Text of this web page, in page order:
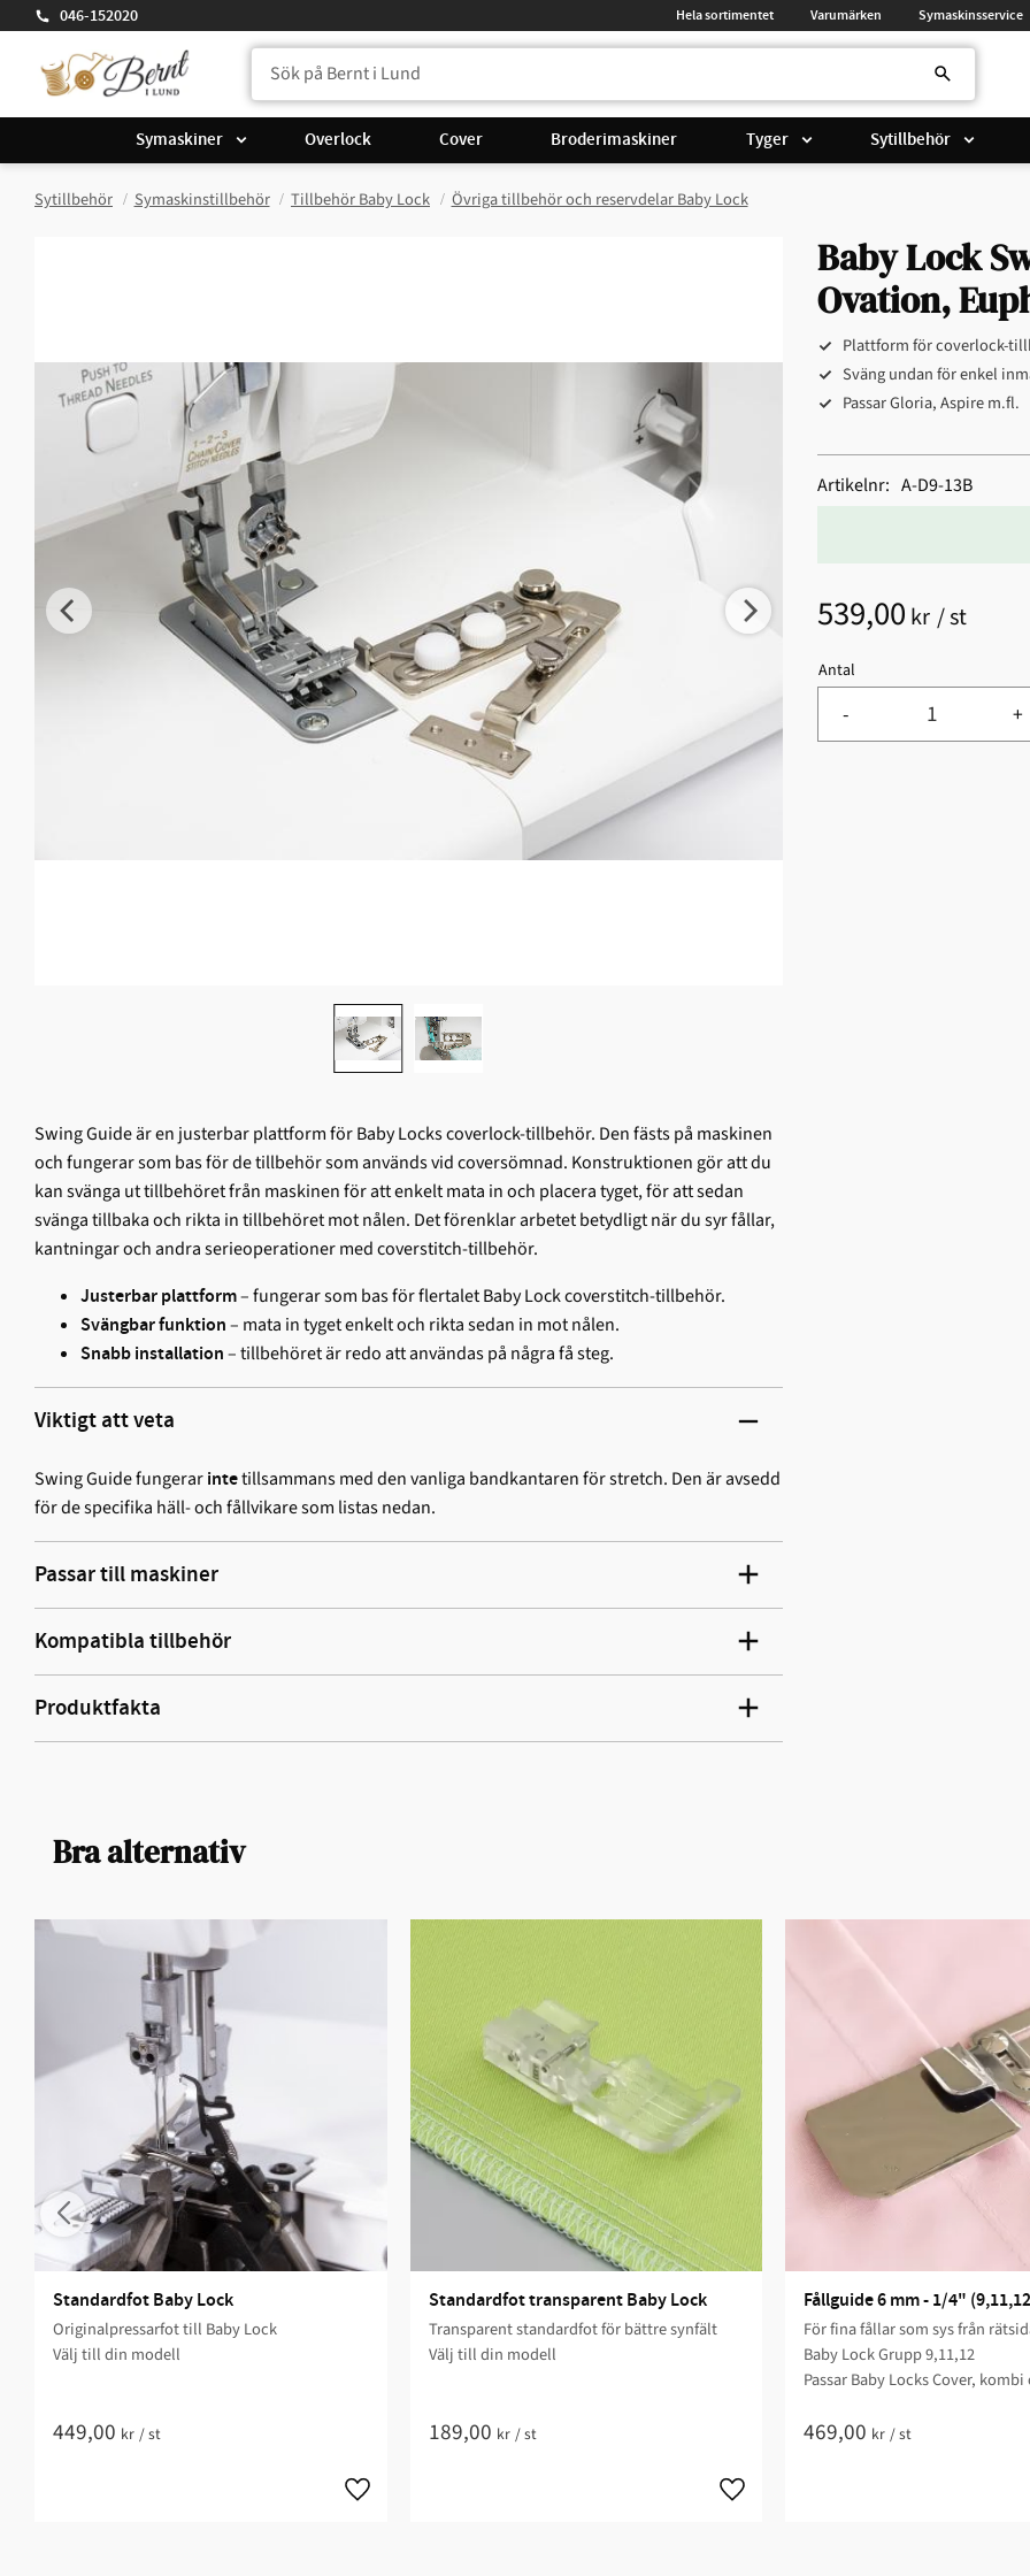
046-152020 Hela sortimentet Varumärken Symaskinsservice
Symaskiner Overlock Cover Broderimaskiner Tyger Sytillbehör
Sytillbehör Symaskinstillbehör Tillbehör Baby Lock Övriga tillbehör och reservdelar Baby Lock
Baby Lock
Ovation,
Plattform för coverlock-
Sväng undan för enkel
Passar Gloria, Aspire m.fl.
539,00 kr /st
Antal
+
-
Artikelnr A-D9-13B
Swing Guide är en justerbar plattform för Baby Locks coverlock-tillbehör. Den fästs på maskinen
och fungerar som bas för de tillbehör som används vid coversömnad. Konstruktionen gör att du
kan svänga ut tillbehöret från maskinen för att enkelt mata in och placera tyget, för att sedan
svänga tillbaka och rikta in tillbehöret mot nålen. Det förenklar arbetet betydligt när du syr fållar,
kantningar och andra serieoperationer med coverstitch-tillbehör.
Justerbar plattform– fungerar som bas för flertalet Baby Lock coverstitch-tillbehör.
Svängbar funktion– mata in tyget enkelt och rikta sedan in mot nålen.
Snabb installation– tillbehöret är redo att användas på några få steg.
Viktigt att veta
Swing Guide fungerarintetillsammans med den vanliga bandkantaren för stretch. Den är avsedd
för de specifika häll- och fållvikare som listas nedan.
Passar till maskiner
Kompatibla tillbehör
Produktfakta
Bra alternativ
Standardfot Baby Lock
Originalpressarfot till Baby Lock
Välj till din modell
449,00 kr /st
Standardfot transparent Baby Lock
Transparent standardfot för bättre synfält
Välj till din modell
189,00 kr /st
Fållguide 6 mm - 1/4"
För fina fållar som sys från
Baby Lock Grupp 9,11,12
Passar Baby Locks Cover,
469,00 kr /st